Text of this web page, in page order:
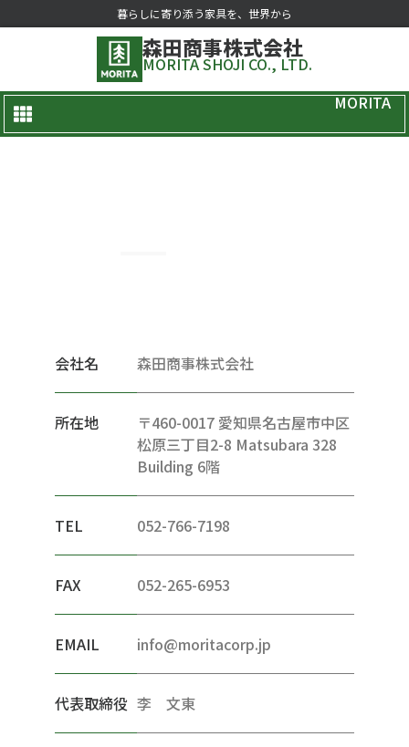
暮らしに寄り添う家具を、世界から
森田商事株式会社
MORITA SHOJI CO., LTD.
MORITA
会社名 森田商事株式会社
所在地
〒460-0017 愛知県名古屋市中区
松原三丁目2-8 Matsubara 328
Building 6階
TEL 052-766-7198
FAX 052-265-6953
EMAIL info@moritacorp.jp
代表取締役 李 文東